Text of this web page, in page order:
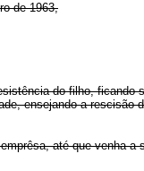
de 1963,
do filho, ficando
ensejando a rescisão
até que venha a